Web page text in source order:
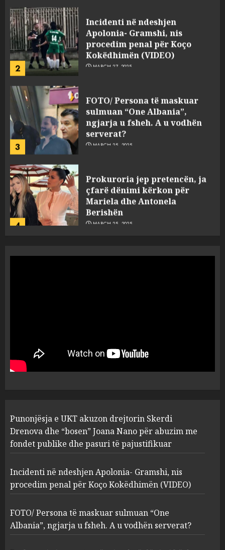
2
Apolonia- Gramshi, nis
procedim penal për Koço
Kokëdhimën (VIDEO)
MARCH 27, 2025
3
sulmuan “One Albania”,
ngjarja u fsheh. A u vodhën
serverat?
MARCH 25, 2025
4
çfarë dënimi kërkon për
Mariela dhe Antonela
Berishën
MARCH 25, 2025
1
“bosen” Joana Nano për
abuzim me fondet publike dhe
pasuri të pajustifikuar
2
Apolonia- Gramshi, nis
procedim penal për Koço
Kokëdhimën (VIDEO)
MARCH 27, 2025
3
FOTO/ Persona të maskuar
sulmuan “One Albania”,
ngjarja u fsheh. A u vodhën
serverat?
MARCH 25, 2025
Punonjësja e UKT akuzon drejtorin Skerdi
Drenova dhe “bosen” Joana Nano për abuzim me
fondet publike dhe pasuri të pajustifikuar
Incidenti në ndeshjen Apolonia- Gramshi, nis
procedim penal për Koço Kokëdhimën (VIDEO)
FOTO/ Persona të maskuar sulmuan “One
Albania”, ngjarja u fsheh. A u vodhën serverat?